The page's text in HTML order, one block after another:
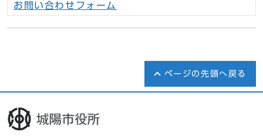
お問い合わせフォーム
ページの先頭へ戻る